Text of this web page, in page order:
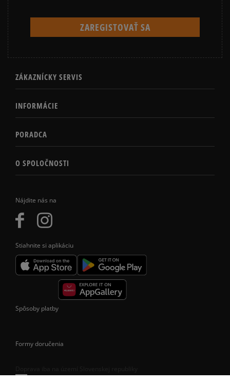
Nájdite nás na
Stiahnite si aplikáciu
ZÁKAZNÍCKY SERVIS
INFORMÁCIE
PORADCA
O SPOLOČNOSTI
Spôsoby platby
Formy doručenia